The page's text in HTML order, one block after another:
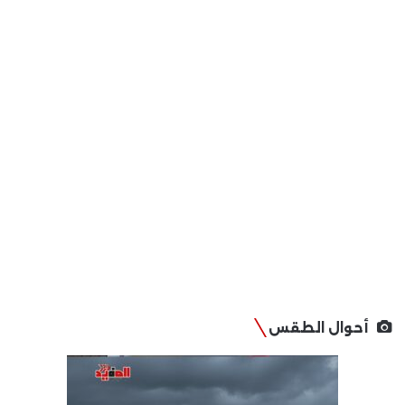
أحوال الطقس